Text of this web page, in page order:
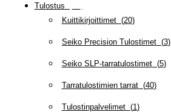
Tulostus
Kuittikirjoittimet(20)
Seiko Precision Tulostimet(3)
Seiko SLP-tarratulostimet(5)
Tarratulostimien tarrat(40)
Tulostinpalvelimet(1 )